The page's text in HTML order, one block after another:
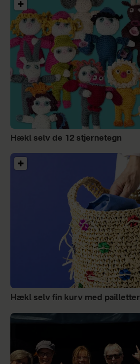
Hækl selv de 12 stjernetegn
Hækl selv fin kurv med pailletter